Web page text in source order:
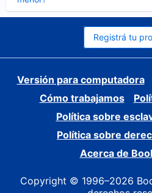
Registrá tu
Versión para computadora
Cómo trabajamos
Política sobre
Política sobre
Acerca de
Copyright © 1996–2026